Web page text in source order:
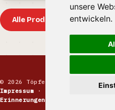
unsere
entwickeln.
Alle Produkte
© 2026 Töpfermarkt ·
Impressum ·
Erinnerungen